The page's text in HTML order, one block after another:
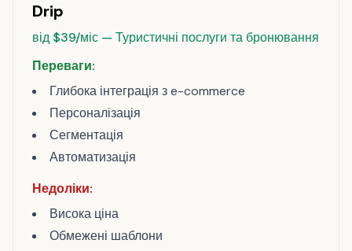
Drip
від $39/міс — Туристичні послуги та бронювання
Переваги:
Глибока інтеграція з e-commerce
Персоналізація
Сегментація
Автоматизація
Недоліки:
Висока ціна
Обмежені шаблони